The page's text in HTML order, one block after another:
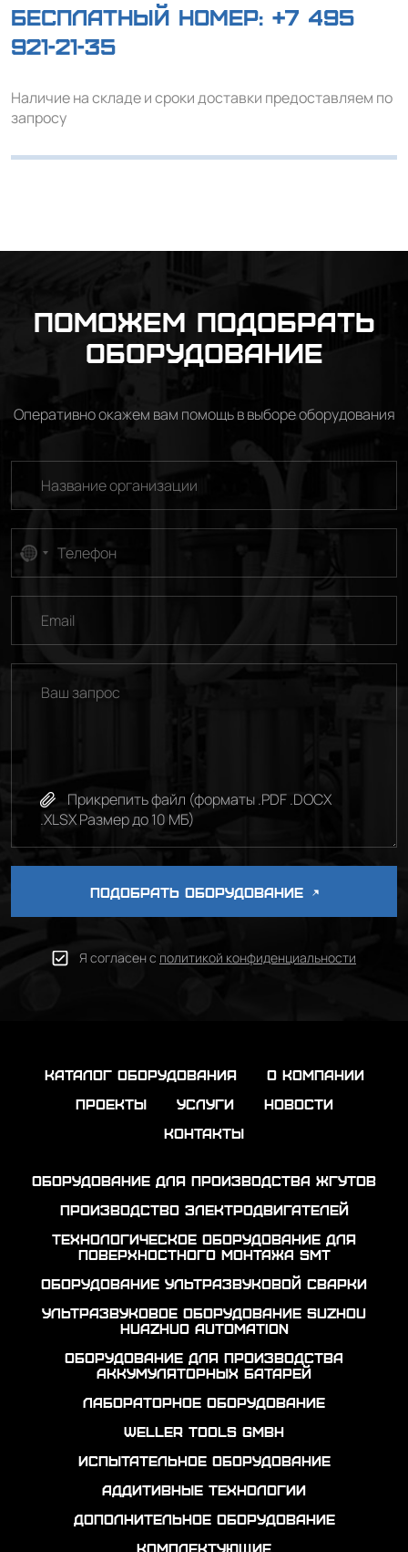
Бесплатный номер: +7 495
921-21-35
Наличие на складе и сроки доставки предоставляем по
запросу
Поможем подобрать
оборудование
Оперативно окажем вам помощь в выборе оборудования
No
Прикрепить файл (форматы .PDF .DOCX
.XLSX Размер до 10 МБ)
ПОДОБРАТЬ ОБОРУДОВАНИЕ
Я согласен с политикой конфиденциальности
каталог оборудования
о компании
проекты
услуги
новости
контакты
Оборудование для производства жгутов
Производство электродвигателей
Технологическое оборудование для
поверхностного монтажа SMT
Оборудование ультразвуковой сварки
Ультразвуковое оборудование Suzhou
Huazhuo automation
Оборудование для производства
аккумуляторных батарей
Лабораторное оборудование
Weller Tools GmbH
Испытательное оборудование
Аддитивные технологии
Дополнительное оборудование
Комплектующие